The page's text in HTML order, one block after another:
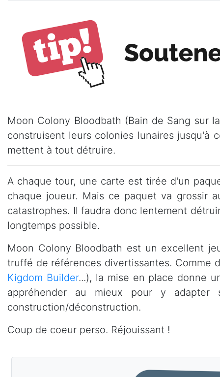
Moon Colony Bloodbath (Bain de Sang sur
construisent leurs colonies lunaires jusqu'à
mettent à tout détruire.
A chaque tour, une carte est tirée d'un
chaque joueur. Mais ce paquet va grossir
catastrophes. Il faudra donc lentement
longtemps possible.
Moon Colony Bloodbath est un excellent
truffé de références divertissantes. Comme
Kigdom Builder...), la mise en place donne
appréhender au mieux pour y
construction/déconstruction.
Coup de coeur perso. Réjouissant !